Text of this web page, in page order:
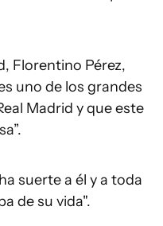
Florentino Pérez,
uno de los grandes
Madrid y que este
suerte a él y a toda
de su vida".